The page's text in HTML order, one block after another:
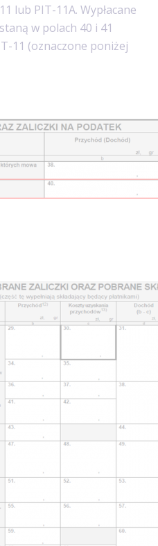
lub PIT-11A. Wypłacane
w polach 40 i 41
11 (oznaczone poniżej